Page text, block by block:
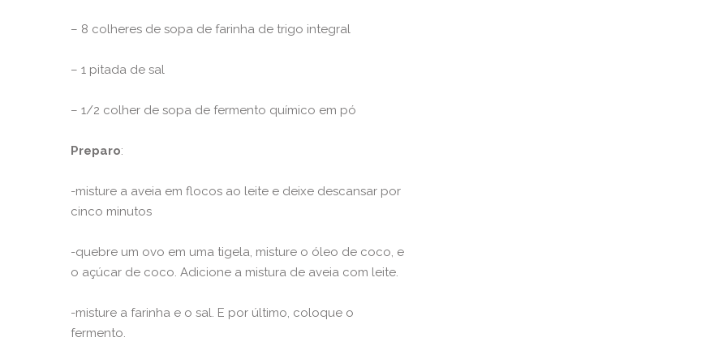
– 8 colheres de sopa de farinha de trigo integral
– 1 pitada de sal
– 1/2 colher de sopa de fermento químico em pó
Preparo:
-misture a aveia em flocos ao leite e deixe descansar por
cinco minutos
-quebre um ovo em uma tigela, misture o óleo de coco, e
o açúcar de coco. Adicione a mistura de aveia com leite.
-misture a farinha e o sal. E por último, coloque o
fermento.